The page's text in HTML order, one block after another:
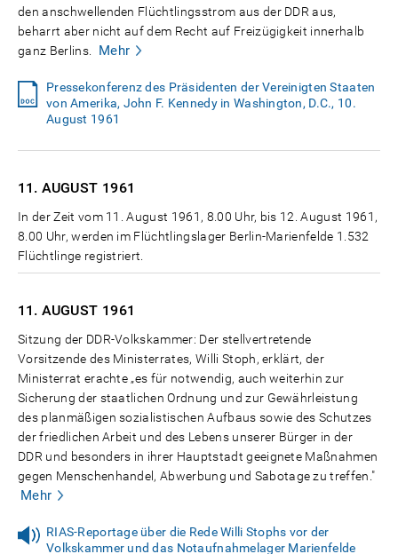
den anschwellenden Flüchtlingsstrom aus der DDR aus,
beharrt aber nicht auf dem Recht auf Freizügigkeit innerhalb
ganz Berlins.
Mehr
Pressekonferenz des Präsidenten der Vereinigten Staaten
von Amerika, John F. Kennedy in Washington, D.C., 10.
August 1961
11. AUGUST 1961
In der Zeit vom 11. August 1961, 8.00 Uhr, bis 12. August 1961,
8.00 Uhr, werden im Flüchtlingslager Berlin-Marienfelde 1.532
Flüchtlinge registriert.
11. AUGUST 1961
Sitzung der DDR-Volkskammer: Der stellvertretende
Vorsitzende des Ministerrates, Willi Stoph, erklärt, der
Ministerrat erachte „es für notwendig, auch weiterhin zur
Sicherung der staatlichen Ordnung und zur Gewährleistung
des planmäßigen sozialistischen Aufbaus sowie des Schutzes
der friedlichen Arbeit und des Lebens unserer Bürger in der
DDR und besonders in ihrer Hauptstadt geeignete Maßnahmen
gegen Menschenhandel, Abwerbung und Sabotage zu treffen."
Mehr
RIAS-Reportage über die Rede Willi Stophs vor der
Volkskammer und das Notaufnahmelager Marienfelde